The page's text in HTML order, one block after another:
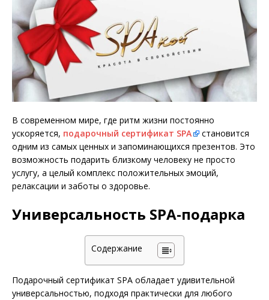
В современном мире, где ритм жизни постоянно
ускоряется, подарочный сертификат SPA
становится
одним из самых ценных и запоминающихся презентов. Это
возможность подарить близкому человеку не просто
услугу, а целый комплекс положительных эмоций,
релаксации и заботы о здоровье.
Универсальность SPA-подарка
Содержание
Подарочный сертификат SPA обладает удивительной
универсальностью, подходя практически для любого